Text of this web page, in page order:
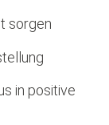
sorgen
in positive